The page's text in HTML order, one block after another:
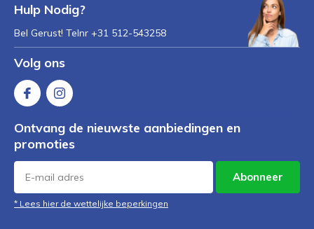
Hulp Nodig?
Bel Gerust! Telnr +31 512-543258
Volg ons
Ontvang de nieuwste aanbiedingen en
promoties
Abonneer
* Lees hier de wettelijke beperkingen